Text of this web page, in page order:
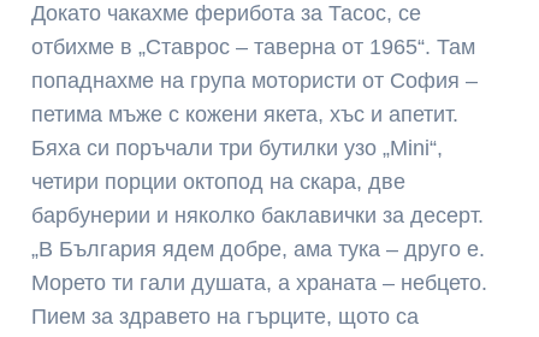
Докато чакахме ферибота за Тасос, се
отбихме в „Ставрос – таверна от 1965“. Там
попаднахме на група мотористи от София –
петима мъже с кожени якета, хъс и апетит.
Бяха си поръчали три бутилки узо „Mini“,
четири порции октопод на скара, две
барбунерии и няколко баклавички за десерт.
„В България ядем добре, ама тука – друго е.
Морето ти гали душата, а храната – небцето.
Пием за здравето на гърците, щото са